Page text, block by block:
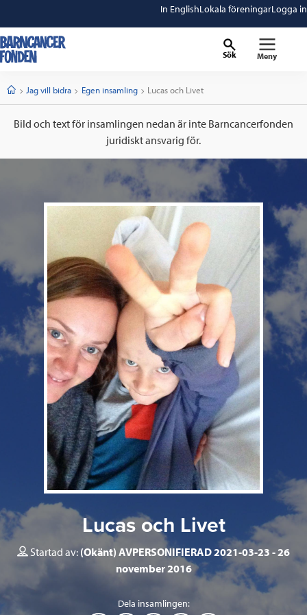
In EnglishLokala föreningarLogga in
Sök Meny
StartJag vill bidra Egen insamling Current:
Lucas och Livet
Bild och text för insamlingen nedan är inte Barncancerfonden
juridiskt ansvarig för.
Lucas och Livet
Startad av: (Okänt) AVPERSONIFIERAD 2021-03-23 26
november 2016
Dela insamlingen: